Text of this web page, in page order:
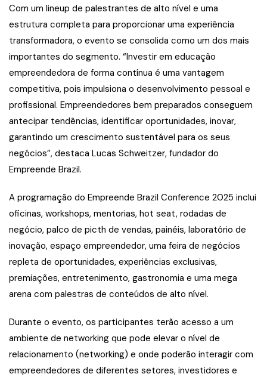
Com um lineup de palestrantes de alto nível e uma
estrutura completa para proporcionar uma experiência
transformadora, o evento se consolida como um dos mais
importantes do segmento. “Investir em educação
empreendedora de forma contínua é uma vantagem
competitiva, pois impulsiona o desenvolvimento pessoal e
profissional. Empreendedores bem preparados conseguem
antecipar tendências, identificar oportunidades, inovar,
garantindo um crescimento sustentável para os seus
negócios”, destaca Lucas Schweitzer, fundador do
Empreende Brazil.
A programação do Empreende Brazil Conference 2025 inclui
oficinas, workshops, mentorias, hot seat, rodadas de
negócio, palco de picth de vendas, painéis, laboratório de
inovação, espaço empreendedor, uma feira de negócios
repleta de oportunidades, experiências exclusivas,
premiações, entretenimento, gastronomia e uma mega
arena com palestras de conteúdos de alto nível.
Durante o evento, os participantes terão acesso a um
ambiente de networking que pode elevar o nível de
relacionamento (networking) e onde poderão interagir com
empreendedores de diferentes setores, investidores e